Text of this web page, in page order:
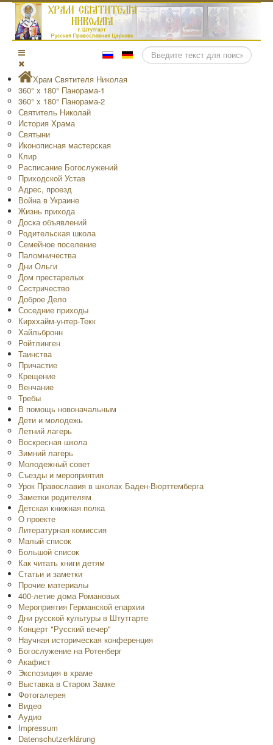
Поиск
Храм Святителя Николая
360° x 180° Панорама-1
360° x 180° Панорама-2
Святитель Николай
История Храма
Святыни
Иконописная мастерская
Клир
Расписание Богослужений
Приходской Устав
Адрес, проезд
Война в Украине
Жизнь прихода
Доска объявлений
Родительская школа
Семейное поселение
Паломничества
Дни Ольги
Дом престарелых
Сестричество
Доброе Дело
Соседние приходы
Кирххайм-унтер-Текк
Хайльбронн
Ройтлинген
Таинства
Причастие
Крещение
Венчание
Требы
В помощь новоначальным
Дети и молодежь
Летний лагерь
Воскресная школа
Зимний лагерь
Молодежный совет
Съезды и мероприятия
Урок Православия в школах Баден-Вюрттемберга
Заметки родителям
Детская книжная полка
O проекте
Литературная комиссия
Малый список
Большой список
Как читать книги детям
Статьи и заметки
Прочие материалы
400-летие дома Романовых
Мероприятия Германской епархии
Дни русской культуры в Штутгарте
Концерт "Русский вечер"
Научная историческая конференция
Богослужение на Ротенберг
Акафист
Экспозиция в храме
Выставка в Старом Замке
Фотогалерея
Видео
Аудио
Impressum
Datenschutzerklärung